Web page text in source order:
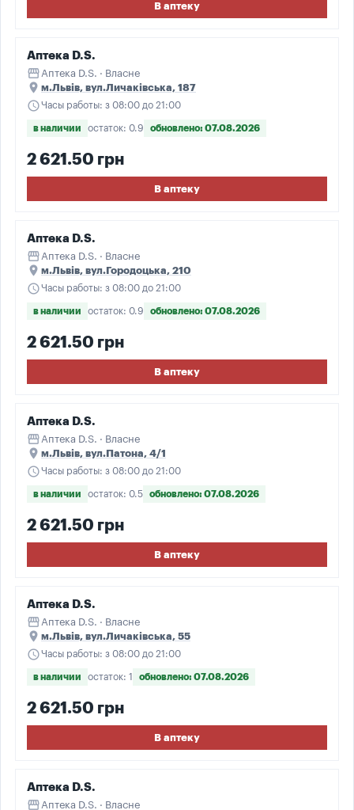
В аптеку
Аптека D.S.
storefront Аптека D.S. · Власне
place м.Львів, вул.Личаківська, 187
scheduleЧасы работы: з 08:00 до 21:00
в наличии остаток: 0.9 обновлено: 07.08.2026
2 621.50 грн
В аптеку
Аптека D.S.
storefront Аптека D.S. · Власне
place м.Львів, вул.Городоцька, 210
scheduleЧасы работы: з 08:00 до 21:00
в наличии остаток: 0.9 обновлено: 07.08.2026
2 621.50 грн
В аптеку
Аптека D.S.
storefront Аптека D.S. · Власне
place м.Львів, вул.Патона, 4/1
scheduleЧасы работы: з 08:00 до 21:00
в наличии остаток: 0.5 обновлено: 07.08.2026
2 621.50 грн
В аптеку
Аптека D.S.
storefront Аптека D.S. · Власне
place м.Львів, вул.Личаківська, 55
scheduleЧасы работы: з 08:00 до 21:00
в наличии остаток: 1 обновлено: 07.08.2026
2 621.50 грн
В аптеку
Аптека D.S.
storefront Аптека D.S. · Власне